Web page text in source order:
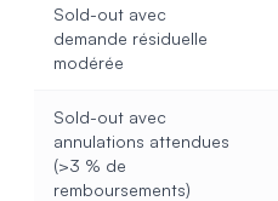
Sold-out avec
demande résiduelle
modérée
Sold-out avec
annulations attendues
(>3 % de
remboursements)